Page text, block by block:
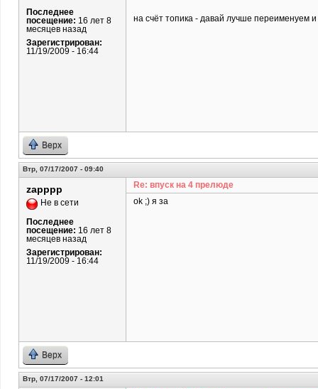
Последнее
посещение: 16 лет 8
месяцев назад
Зарегистрирован:
11/19/2009 - 16:44
на счёт топика - давай лучше переименуем
Верх
Втр, 07/17/2007 - 09:40
zapppp
Не в сети
Последнее
посещение: 16 лет 8
месяцев назад
Зарегистрирован:
11/19/2009 - 16:44
Re: впуск на 4 прелюде
ok ;) я за
Верх
Втр, 07/17/2007 - 12:01